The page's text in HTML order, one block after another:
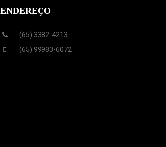
ENDEREÇO
(65) 3382-4213
(65) 99983-6072